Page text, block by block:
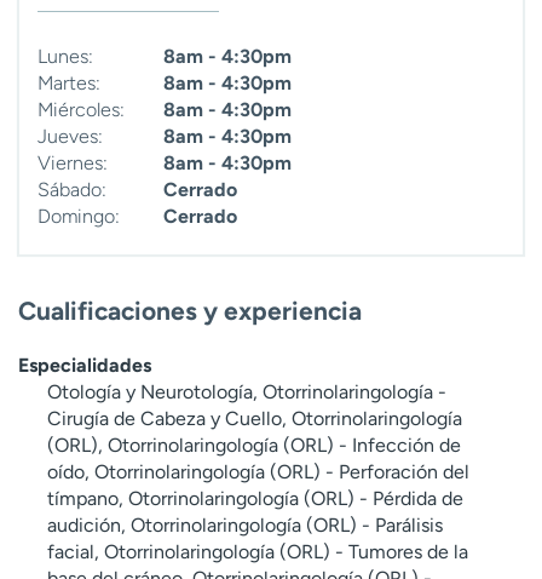
Lunes:
8am - 4:30pm
Martes:
8am - 4:30pm
Miércoles:
8am - 4:30pm
Jueves:
8am - 4:30pm
Viernes:
8am - 4:30pm
Sábado:
Cerrado
Domingo:
Cerrado
Cualificaciones y experiencia
Especialidades
Otología y Neurotología, Otorrinolaringología -
Cirugía de Cabeza y Cuello, Otorrinolaringología
(ORL), Otorrinolaringología (ORL) - Infección de
oído, Otorrinolaringología (ORL) - Perforación del
tímpano, Otorrinolaringología (ORL) - Pérdida de
audición, Otorrinolaringología (ORL) - Parálisis
facial, Otorrinolaringología (ORL) - Tumores de la